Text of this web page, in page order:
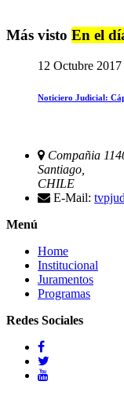
Más visto En el
12 Octubre 2017
Noticiero Judicial:
Compañia
Santiago,
CHILE
E-Mail:
Menú
Home
Institucional
Juramentos
Programas
Redes Sociales